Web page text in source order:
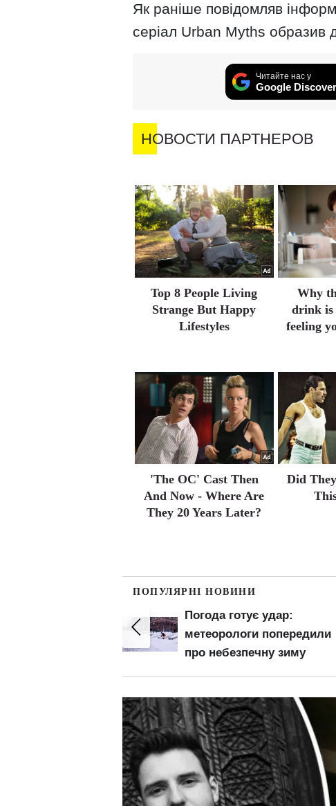
Як раніше повідомляв
серіал Urban Myths образив
Читайте нас у
Google Discover
НОВОСТИ ПАРТНЕРОВ
Top 8 People Living
Strange But Happy
Lifestyles
Why
drink is
feeling
'The OC' Cast Then
And Now - Where Are
They 20 Years Later?
Did
ПОПУЛЯРНІ НОВИНИ
Погода готує удар:
метеорологи попередили
про небезпечну зиму